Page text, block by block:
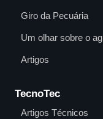
Giro da Pecuária
Um olhar sobre o
Artigos
TecnoTec
Artigos Técnicos